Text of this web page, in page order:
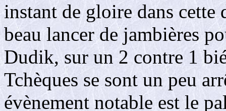
instant de gloire dans cette
beau lancer de jambières
Dudik, sur un 2 contre 1
Tchèques se sont un peu
évènement notable est le